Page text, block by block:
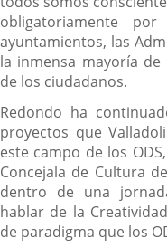
obligatoriamente
ayuntamientos, las
la inmensa mayoría
de los ciudadanos.
Redondo ha
proyectos que
este campo de los
Concejala de Cultura
dentro de una
hablar de la
de paradigma que los